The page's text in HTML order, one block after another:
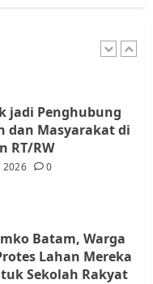
jadi Penghubung
dan Masyarakat di
RT/RW
2026 0
Batam, Warga
Lahan Mereka
Sekolah Rakyat